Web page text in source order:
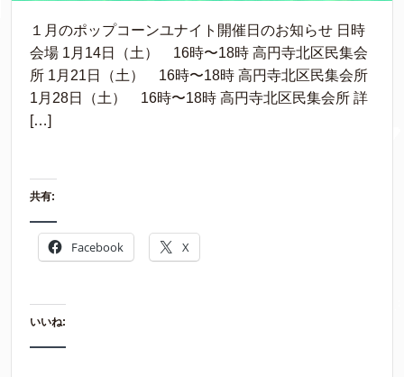
１月のポップコーンユナイト開催日のお知らせ 日時
会場 1月14日（土） 16時〜18時 高円寺北区民集会
所 1月21日（土） 16時〜18時 高円寺北区民集会所
1月28日（土） 16時〜18時 高円寺北区民集会所 詳
[…]
共有:
Facebook X
いいね: